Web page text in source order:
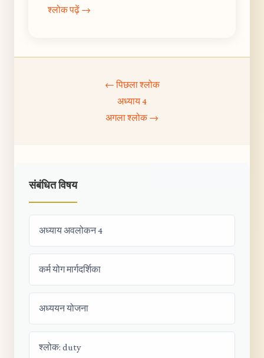
श्लोक पढ़ें →
← पिछला श्लोक
अध्याय 4
अगला श्लोक →
संबंधित विषय
अध्याय अवलोकन 4
कर्म योग मार्गदर्शिका
अध्ययन योजना
श्लोक: duty